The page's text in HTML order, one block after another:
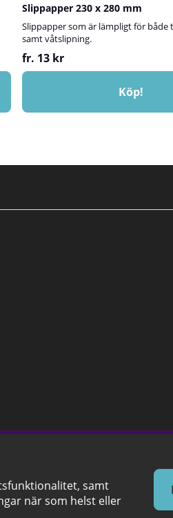
Slippapper 230 x 280 mm
Slippapper som är lämpligt för både
samt våtslipning.
fr. 13 kr
Köp!
samt
när som helst eller